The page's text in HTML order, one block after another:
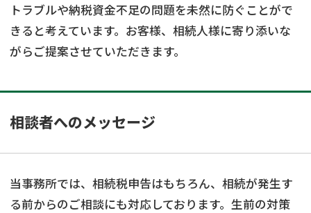
トラブルや納税資金不足の問題を未然に防ぐことがで
きると考えています。お客様、相続人様に寄り添いな
がらご提案させていただきます。
相談者へのメッセージ
当事務所では、相続税申告はもちろん、相続が発生す
る前からのご相談にも対応しております。生前の対策